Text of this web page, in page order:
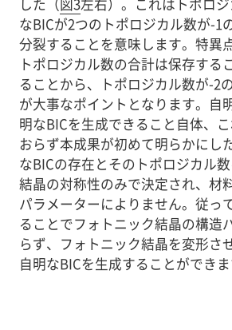
なBICが2つのトポロジカル数が-1
分裂することを意味します。特異
トポロジカル数の合計は保存する
ることから、トポロジカル数が-2
が大事なポイントとなります。自
明なBICを生成できること自体、
おらず本成果が初めて明らかにし
なBICの存在とそのトポロジカル
結晶の対称性のみで決定され、材
パラメーターによりません。従っ
ることでフォトニック結晶の構造
らず、フォトニック結晶を変形さ
自明なBICを生成することができま